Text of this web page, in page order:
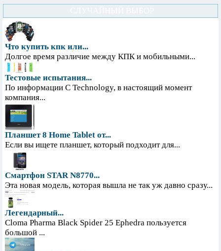
Что купить кпк или...
Долгое время различие между КПК и мобильными...
Тестовые испытания...
По информации С Technology, в настоящий момент
компания...
Планшет 8 Home Tablet от...
Если вы ищете планшет, который подходит для...
Смартфон STAR N8770...
Эта новая модель, которая вышла не так уж давно сразу...
Легендарный...
Cloma Pharma Black Spider 25 Ephedra пользуется
большой ...